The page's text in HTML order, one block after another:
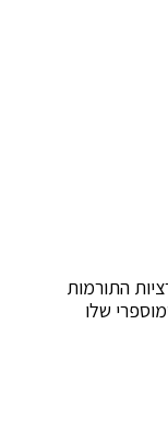
התורמות
שלו